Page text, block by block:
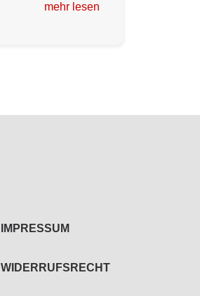
mehr lesen
IMPRESSUM
WIDERRUFSRECHT